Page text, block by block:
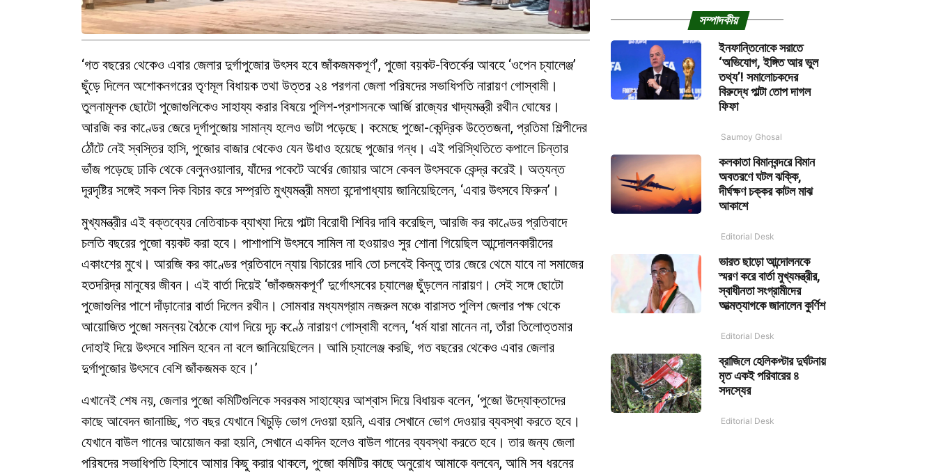
‘গত বছরের থেকেও এবার জেলার দুর্গাপুজোর উৎসব হবে জাঁকজমকপূর্ণ’, পুজো বয়কট-বিতর্কের আবহে ‘ওপেন চ্যালেঞ্জ’
ছুঁড়ে দিলেন অশোকনগরের তৃণমূল বিধায়ক তথা উত্তর ২৪ পরগনা জেলা পরিষদের সভাধিপতি নারায়ণ গোস্বামী।
তুলনামূলক ছোটো পুজোগুলিকেও সাহায্য করার বিষয়ে পুলিশ-প্রশাসনকে আর্জি রাজ্যের খাদ্যমন্ত্রী রথীন ঘোষের।
আরজি কর কাণ্ডের জেরে দূর্গাপুজোয় সামান্য হলেও ভাটা পড়েছে। কমেছে পুজো-কেন্দ্রিক উত্তেজনা, প্রতিমা শিল্পীদের
ঠোঁটে নেই স্বস্তির হাসি, পুজোর বাজার থেকেও যেন উধাও হয়েছে পুজোর গন্ধ। এই পরিস্থিতিতে কপালে চিন্তার
ভাঁজ পড়েছে ঢাকি থেকে বেলুনওয়ালার, যাঁদের পকেটে অর্থের জোয়ার আসে কেবল উৎসবকে কেন্দ্র করেই। অত্যন্ত
দূরদৃষ্টির সঙ্গেই সকল দিক বিচার করে সম্প্রতি মুখ্যমন্ত্রী মমতা বন্দোপাধ্যায় জানিয়েছিলেন, ‘এবার উৎসবে ফিরুন’।
মুখ্যমন্ত্রীর এই বক্তব্যের নেতিবাচক ব্যাখ্যা দিয়ে পাল্টা বিরোধী শিবির দাবি করেছিল, আরজি কর কাণ্ডের প্রতিবাদে
চলতি বছরের পুজো বয়কট করা হবে। পাশাপাশি উৎসবে সামিল না হওয়ারও সুর শোনা গিয়েছিল আন্দোলনকারীদের
একাংশের মুখে। আরজি কর কাণ্ডের প্রতিবাদে ন্যায় বিচারের দাবি তো চলবেই কিন্তু তার জেরে থেমে যাবে না সমাজের
হতদরিদ্র মানুষের জীবন। এই বার্তা দিয়েই ‘জাঁকজমকপূর্ণ’ দুর্গোৎসবের চ্যালেঞ্জ ছুঁড়লেন নারায়ণ। সেই সঙ্গে ছোটো
পুজোগুলির পাশে দাঁড়ানোর বার্তা দিলেন রথীন। সোমবার মধ্যমগ্রাম নজরুল মঞ্চে বারাসত পুলিশ জেলার পক্ষ থেকে
আয়োজিত পুজো সমন্বয় বৈঠকে যোগ দিয়ে দৃঢ় কণ্ঠে নারায়ণ গোস্বামী বলেন, ‘ধর্ম যারা মানেন না, তাঁরা তিলোত্তমার
দোহাই দিয়ে উৎসবে সামিল হবেন না বলে জানিয়েছিলেন। আমি চ্যালেঞ্জ করছি, গত বছরের থেকেও এবার জেলার
দুর্গাপুজোর উৎসবে বেশি জাঁকজমক হবে।’
এখানেই শেষ নয়, জেলার পুজো কমিটিগুলিকে সবরকম সাহায্যের আশ্বাস দিয়ে বিধায়ক বলেন, ‘পুজো উদ্যোক্তাদের
কাছে আবেদন জানাচ্ছি, গত বছর যেখানে খিচুড়ি ভোগ দেওয়া হয়নি, এবার সেখানে ভোগ দেওয়ার ব্যবস্থা করতে হবে।
যেখানে বাউল গানের আয়োজন করা হয়নি, সেখানে একদিন হলেও বাউল গানের ব্যবস্থা করতে হবে। তার জন্য জেলা
পরিষদের সভাধিপতি হিসাবে আমার কিছু করার থাকলে, পুজো কমিটির কাছে অনুরোধ আমাকে বলবেন, আমি সব ধরনের
সম্পাদকীয়
ইনফান্তিনোকে সরাতে
‘অভিযোগ, ইঙ্গিত আর ভুল
তথ্য’! সমালোচকদের
বিরুদ্ধে পাল্টা তোপ দাগল
ফিফা
Saumoy Ghosal
কলকাতা বিমানবন্দরে বিমান
অবতরণে ঘটল ঝক্কি,
দীর্ঘক্ষণ চক্কর কাটল মাঝ
আকাশে
Editorial Desk
ভারত ছাড়ো আন্দোলনকে
স্মরণ করে বার্তা মুখ্যমন্ত্রীর,
স্বাধীনতা সংগ্রামীদের
আত্মত্যাগকে জানালেন কুর্ণিশ
Editorial Desk
ব্রাজিলে হেলিকপ্টার দুর্ঘটনায়
মৃত একই পরিবারের ৪
সদস্যের
Editorial Desk